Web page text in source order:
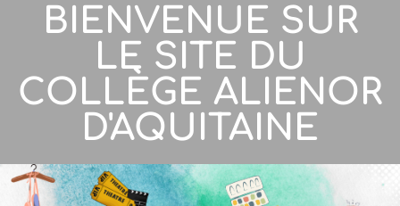
BIENVENUE SUR
LE SITE DU
COLLÈGE ALIENOR
D'AQUITAINE